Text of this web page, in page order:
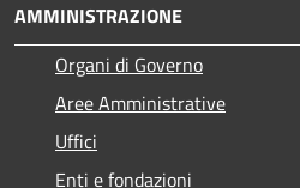
AMMINISTRAZIONE
Organi di Governo
Aree Amministrative
Uffici
Enti e fondazioni